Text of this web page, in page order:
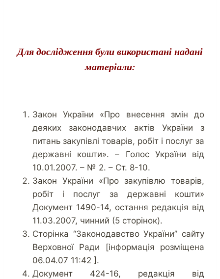
Для дослідження були використані надані
матеріали:
Закон України «Про внесення змін до
деяких законодавчих актів України з
питань закупівлі товарів, робіт і послуг за
державні кошти». – Голос України вiд
10.01.2007. – № 2. – Ст. 8-10.
Закон України «Про закупівлю товарів,
робіт і послуг за державні кошти»
Документ 1490-14, остання редакцiя вiд
11.03.2007, чинний (5 сторiнок).
Сторiнка “Законодавство України” сайту
Верховної Ради [інформація розміщена
06.04.07 11:42 ].
Документ 424-16, редакцiя вiд